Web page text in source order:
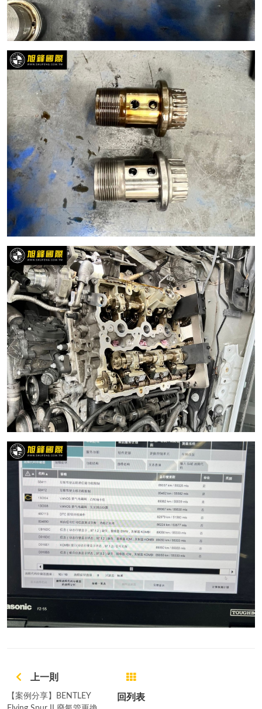
上一則
【案例分享】BENTLEY
回列表